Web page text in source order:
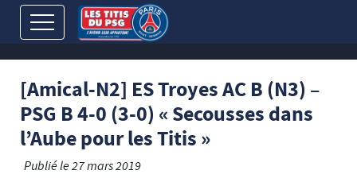
[Amical-N2] ES Troyes AC B (N3) –
PSG B 4-0 (3-0) « Secousses dans
l’Aube pour les Titis »
Publié le27 mars 2019